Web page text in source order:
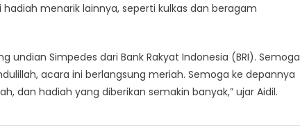
menarik lainnya, seperti kulkas dan beragam
Simpedes dari Bank Rakyat Indonesia (BRI). Semoga
acara ini berlangsung meriah. Semoga ke depannya
dan hadiah yang diberikan semakin banyak,” ujar Aidil.